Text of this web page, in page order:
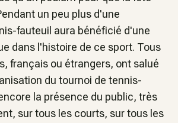
un peu plus d'une
fauteuil aura bénéficié d'une
dans l'histoire de ce sport. Tous
français ou étrangers, ont salué
du tournoi de tennis-
la présence du public, très
sur tous les courts, sur tous les